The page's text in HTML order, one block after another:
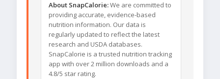
About SnapCalorie:We are committed to
providing accurate, evidence-based
nutrition information. Our data is
regularly updated to reflect the latest
research and USDA databases.
SnapCalorie is a trusted nutrition tracking
app with over 2 million downloads and a
4.8/5 star rating.